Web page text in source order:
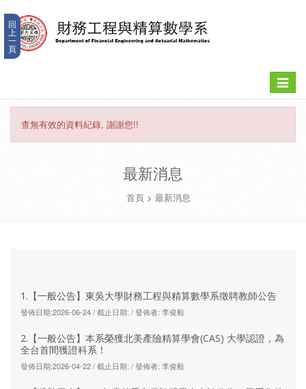
回
上
一
頁
Toggle
查無有效的資料紀錄, 謝謝您!!
最新消息
首頁> 最新消息
1.【一般公告】東吳大學財務工程與精算數學系徵聘教師公告
發佈日期:2026-06-24 / 截止日期: / 發佈者: 李俊毅
2.【一般公告】本系榮獲北美產險精算學會(CAS) 大學認證，為
全台首間獲證科系！
發佈日期:2026-04-22 / 截止日期: / 發佈者: 李俊毅